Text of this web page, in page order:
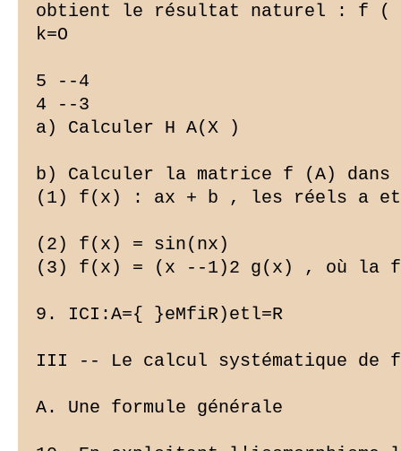
obtient le résultat naturel : f (
k=O
5 --4
4 --3
a) Calculer H A(X )
b) Calculer la matrice f (A) dans
(1) f(x) : ax + b , les réels a et
(2) f(x) = sin(nx)
(3) f(x) = (x --1)2 g(x) , où la
9. ICI:A={ }eMfiR)etl=R
III -- Le calcul systématique de
A. Une formule générale